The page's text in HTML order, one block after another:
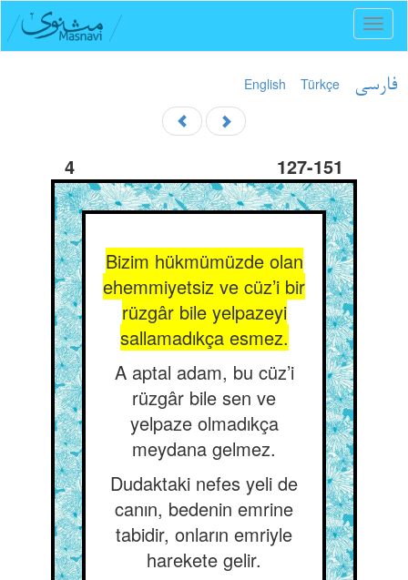
English Türkçe فارسی
4 127-151
Bizim hükmümüzde olan
ehemmiyetsiz ve cüz’i bir
rüzgâr bile yelpazeyi
sallamadıkça esmez.
A aptal adam, bu cüz’i
rüzgâr bile sen ve
yelpaze olmadıkça
meydana gelmez.
Dudaktaki nefes yeli de
canın, bedenin emrine
tabidir, onların emriyle
harekete gelir.